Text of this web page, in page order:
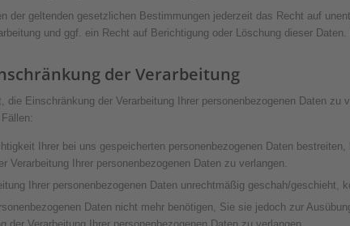
der geltenden gesetzlichen Bestimmungen jederzeit das Recht auf
und ggf. ein Recht auf Berichtigung oder Löschung dieser
der Verarbeitung
die Einschränkung der Verarbeitung Ihrer personenbezogenen Daten
Ihrer bei uns gespeicherten personenbezogenen Daten
Verarbeitung Ihrer personenbezogenen Daten zu verlangen.
Ihrer personenbezogenen Daten unrechtmäßig geschah/
Daten nicht mehr benötigen, Sie sie jedoch zur